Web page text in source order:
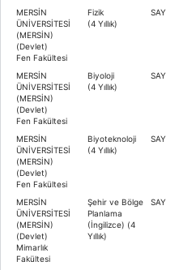
MERSİN
ÜNİVERSİTESİ
(MERSİN)
(Devlet)
Fen Fakültesi
Fizik
(4 Yıllık)
SAY
MERSİN
ÜNİVERSİTESİ
(MERSİN)
(Devlet)
Fen Fakültesi
Biyoloji
(4 Yıllık)
SAY
MERSİN
ÜNİVERSİTESİ
(MERSİN)
(Devlet)
Fen Fakültesi
Biyoteknoloji
(4 Yıllık)
SAY
MERSİN
ÜNİVERSİTESİ
(MERSİN)
(Devlet)
Mimarlık
Fakültesi
Şehir ve Bölge
Planlama
(İngilizce) (4
Yıllık)
SAY